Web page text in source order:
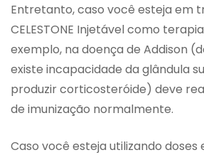
Entretanto, caso você esteja em
CELESTONE Injetável como
exemplo, na doença de Addison
existe incapacidade da glândula
produzir corticosteróide) deve
de imunização normalmente.
Caso você esteja utilizando doses